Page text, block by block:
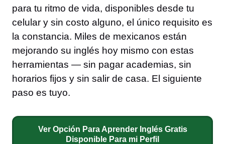
para tu ritmo de vida, disponibles desde tu
celular y sin costo alguno, el único requisito es
la constancia. Miles de mexicanos están
mejorando su inglés hoy mismo con estas
herramientas — sin pagar academias, sin
horarios fijos y sin salir de casa. El siguiente
paso es tuyo.
Ver Opción Para Aprender Inglés Gratis
Disponible Para mi Perfil